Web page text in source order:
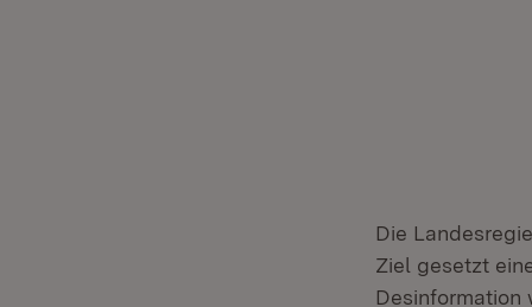
Die
Ziel gesetzt
Desinformation